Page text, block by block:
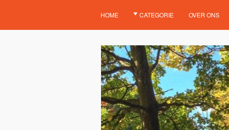
HOME CATEGORIE OVER ONS